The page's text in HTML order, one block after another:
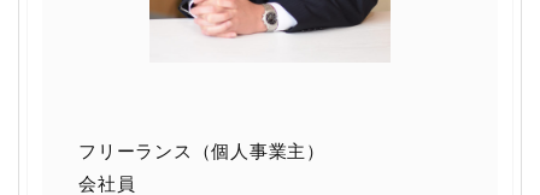
フリーランス（個人事業主）
会社員